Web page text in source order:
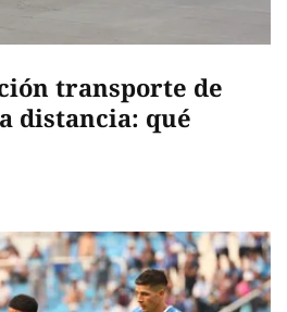
transporte de
distancia: qué